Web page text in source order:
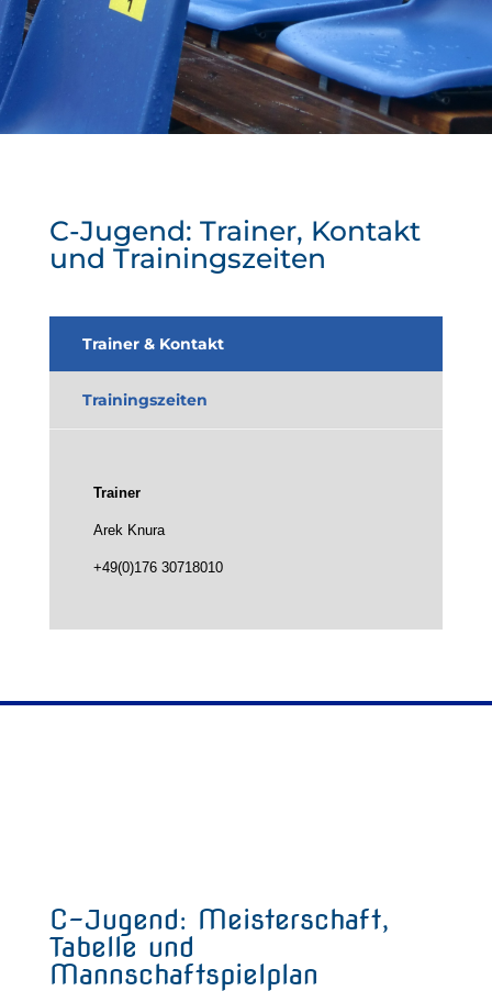
C-Jugend: Trainer, Kontakt
und Trainingszeiten
Trainer & Kontakt
Trainingszeiten
Trainer
Arek Knura
+49(0)176 30718010
C-Jugend: Meisterschaft,
Tabelle und
Mannschaftspielplan